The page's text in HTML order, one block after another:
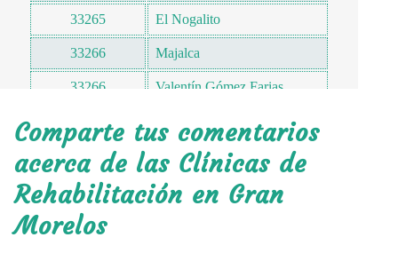
33265 El Nogalito
33266 Majalca
33266 Valentín Gómez Farias
Santa Cruz de Mayo
La Paz
Comparte tus comentarios
acerca de las Clínicas de
Rehabilitación en Gran
Morelos